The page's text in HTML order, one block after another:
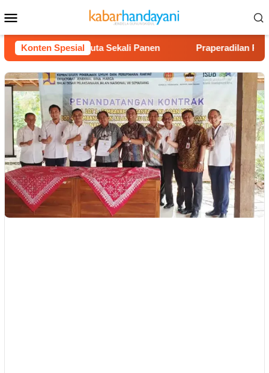
ke
kontenMobile
Konten Spesial
Rp40 Juta Sekali Panen Praperadilan Raudi